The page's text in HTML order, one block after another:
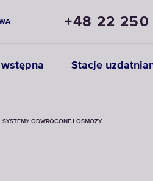
+48 22 250
Stacje
SYSTEMY ODWRÓCONEJ OSMOZY